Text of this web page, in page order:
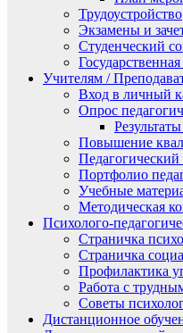
Трудоустройство
Экзамены и
Студенческий
Учителям /
Вход в личный
Опрос
Повышение
Педагогический
Портфолио
Учебные
Методическая
Психолого-
Страничка
Страничка
Профилактика
Работа с
Советы
Дистанционное